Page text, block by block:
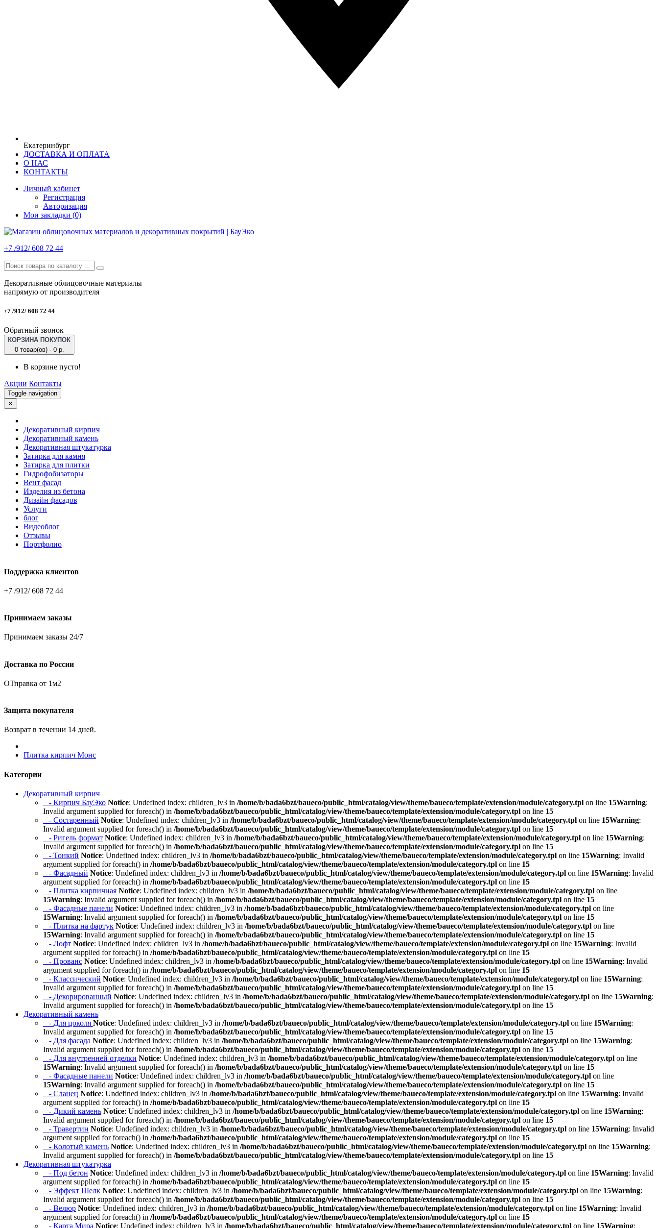
Екатеринбург
ДОСТАВКА И ОПЛАТА
О НАС
КОНТАКТЫ
Личный кабинет
Регистрация
Авторизация
Мои закладки (0)
+7 /912/ 608 72 44
Декоративные облицовочные материалы
напрямую от производителя
+7 /912/ 608 72 44
Обратный звонок
КОРЗИНА ПОКУПОК
0 товар(ов) - 0 р.
В корзине пусто!
Акции Контакты
Toggle navigation
✕
Декоративный кирпич
Декоративный камень
Декоративная штукатурка
Затирка для камня
Затирка для плитки
Гидрофобизаторы
Вент фасад
Изделия из бетона
Дизайн фасадов
Услуги
блог
Видеоблог
Отзывы
Портфолио
Поддержка клиентов
+7 /912/ 608 72 44
Принимаем заказы
Принимаем заказы 24/7
Доставка по России
ОТправка от 1м2
Защита покупателя
Возврат в течении 14 дней.
Плитка кирпич Монс
Категории
Декоративный кирпич
- Кирпич БауЭко Notice: Undefined index: children_lv3 in /home/b/bada6bzt/baueco/public_html/catalog/view/theme/baueco/template/extension/module/category.tpl on line 15Warning:
Invalid argument supplied for foreach() in /home/b/bada6bzt/baueco/public_html/catalog/view/theme/baueco/template/extension/module/category.tpl on line 15
- Состаренный Notice: Undefined index: children_lv3 in /home/b/bada6bzt/baueco/public_html/catalog/view/theme/baueco/template/extension/module/category.tpl on line 15Warning:
Invalid argument supplied for foreach() in /home/b/bada6bzt/baueco/public_html/catalog/view/theme/baueco/template/extension/module/category.tpl on line 15
- Ригель формат Notice: Undefined index: children_lv3 in /home/b/bada6bzt/baueco/public_html/catalog/view/theme/baueco/template/extension/module/category.tpl on line 15Warning:
Invalid argument supplied for foreach() in /home/b/bada6bzt/baueco/public_html/catalog/view/theme/baueco/template/extension/module/category.tpl on line 15
- Тонкий Notice: Undefined index: children_lv3 in /home/b/bada6bzt/baueco/public_html/catalog/view/theme/baueco/template/extension/module/category.tpl on line 15Warning: Invalid
argument supplied for foreach() in /home/b/bada6bzt/baueco/public_html/catalog/view/theme/baueco/template/extension/module/category.tpl on line 15
- Фасадный Notice: Undefined index: children_lv3 in /home/b/bada6bzt/baueco/public_html/catalog/view/theme/baueco/template/extension/module/category.tpl on line 15Warning: Invalid
argument supplied for foreach() in /home/b/bada6bzt/baueco/public_html/catalog/view/theme/baueco/template/extension/module/category.tpl on line 15
- Плитка кирпичная Notice: Undefined index: children_lv3 in /home/b/bada6bzt/baueco/public_html/catalog/view/theme/baueco/template/extension/module/category.tpl on line
15Warning: Invalid argument supplied for foreach() in /home/b/bada6bzt/baueco/public_html/catalog/view/theme/baueco/template/extension/module/category.tpl on line 15
- Фасадные панели Notice: Undefined index: children_lv3 in /home/b/bada6bzt/baueco/public_html/catalog/view/theme/baueco/template/extension/module/category.tpl on line
15Warning: Invalid argument supplied for foreach() in /home/b/bada6bzt/baueco/public_html/catalog/view/theme/baueco/template/extension/module/category.tpl on line 15
- Плитка на фартук Notice: Undefined index: children_lv3 in /home/b/bada6bzt/baueco/public_html/catalog/view/theme/baueco/template/extension/module/category.tpl on line
15Warning: Invalid argument supplied for foreach() in /home/b/bada6bzt/baueco/public_html/catalog/view/theme/baueco/template/extension/module/category.tpl on line 15
- Лофт Notice: Undefined index: children_lv3 in /home/b/bada6bzt/baueco/public_html/catalog/view/theme/baueco/template/extension/module/category.tpl on line 15Warning: Invalid
argument supplied for foreach() in /home/b/bada6bzt/baueco/public_html/catalog/view/theme/baueco/template/extension/module/category.tpl on line 15
- Прованс Notice: Undefined index: children_lv3 in /home/b/bada6bzt/baueco/public_html/catalog/view/theme/baueco/template/extension/module/category.tpl on line 15Warning: Invalid
argument supplied for foreach() in /home/b/bada6bzt/baueco/public_html/catalog/view/theme/baueco/template/extension/module/category.tpl on line 15
- Классический Notice: Undefined index: children_lv3 in /home/b/bada6bzt/baueco/public_html/catalog/view/theme/baueco/template/extension/module/category.tpl on line 15Warning:
Invalid argument supplied for foreach() in /home/b/bada6bzt/baueco/public_html/catalog/view/theme/baueco/template/extension/module/category.tpl on line 15
- Декорированный Notice: Undefined index: children_lv3 in /home/b/bada6bzt/baueco/public_html/catalog/view/theme/baueco/template/extension/module/category.tpl on line 15Warning:
Invalid argument supplied for foreach() in /home/b/bada6bzt/baueco/public_html/catalog/view/theme/baueco/template/extension/module/category.tpl on line 15
Декоративный камень
- Для цоколя Notice: Undefined index: children_lv3 in /home/b/bada6bzt/baueco/public_html/catalog/view/theme/baueco/template/extension/module/category.tpl on line 15Warning:
Invalid argument supplied for foreach() in /home/b/bada6bzt/baueco/public_html/catalog/view/theme/baueco/template/extension/module/category.tpl on line 15
- Для фасада Notice: Undefined index: children_lv3 in /home/b/bada6bzt/baueco/public_html/catalog/view/theme/baueco/template/extension/module/category.tpl on line 15Warning:
Invalid argument supplied for foreach() in /home/b/bada6bzt/baueco/public_html/catalog/view/theme/baueco/template/extension/module/category.tpl on line 15
- Для внутренней отделки Notice: Undefined index: children_lv3 in /home/b/bada6bzt/baueco/public_html/catalog/view/theme/baueco/template/extension/module/category.tpl on line
15Warning: Invalid argument supplied for foreach() in /home/b/bada6bzt/baueco/public_html/catalog/view/theme/baueco/template/extension/module/category.tpl on line 15
- Фасадные панели Notice: Undefined index: children_lv3 in /home/b/bada6bzt/baueco/public_html/catalog/view/theme/baueco/template/extension/module/category.tpl on line
15Warning: Invalid argument supplied for foreach() in /home/b/bada6bzt/baueco/public_html/catalog/view/theme/baueco/template/extension/module/category.tpl on line 15
- Сланец Notice: Undefined index: children_lv3 in /home/b/bada6bzt/baueco/public_html/catalog/view/theme/baueco/template/extension/module/category.tpl on line 15Warning: Invalid
argument supplied for foreach() in /home/b/bada6bzt/baueco/public_html/catalog/view/theme/baueco/template/extension/module/category.tpl on line 15
- Дикий камень Notice: Undefined index: children_lv3 in /home/b/bada6bzt/baueco/public_html/catalog/view/theme/baueco/template/extension/module/category.tpl on line 15Warning:
Invalid argument supplied for foreach() in /home/b/bada6bzt/baueco/public_html/catalog/view/theme/baueco/template/extension/module/category.tpl on line 15
- Травертин Notice: Undefined index: children_lv3 in /home/b/bada6bzt/baueco/public_html/catalog/view/theme/baueco/template/extension/module/category.tpl on line 15Warning: Invalid
argument supplied for foreach() in /home/b/bada6bzt/baueco/public_html/catalog/view/theme/baueco/template/extension/module/category.tpl on line 15
- Колотый камень Notice: Undefined index: children_lv3 in /home/b/bada6bzt/baueco/public_html/catalog/view/theme/baueco/template/extension/module/category.tpl on line 15Warning:
Invalid argument supplied for foreach() in /home/b/bada6bzt/baueco/public_html/catalog/view/theme/baueco/template/extension/module/category.tpl on line 15
Декоративная штукатурка
- Под бетон Notice: Undefined index: children_lv3 in /home/b/bada6bzt/baueco/public_html/catalog/view/theme/baueco/template/extension/module/category.tpl on line 15Warning: Invalid
argument supplied for foreach() in /home/b/bada6bzt/baueco/public_html/catalog/view/theme/baueco/template/extension/module/category.tpl on line 15
- Эффект Шелк Notice: Undefined index: children_lv3 in /home/b/bada6bzt/baueco/public_html/catalog/view/theme/baueco/template/extension/module/category.tpl on line 15Warning:
Invalid argument supplied for foreach() in /home/b/bada6bzt/baueco/public_html/catalog/view/theme/baueco/template/extension/module/category.tpl on line 15
- Велюр Notice: Undefined index: children_lv3 in /home/b/bada6bzt/baueco/public_html/catalog/view/theme/baueco/template/extension/module/category.tpl on line 15Warning: Invalid
argument supplied for foreach() in /home/b/bada6bzt/baueco/public_html/catalog/view/theme/baueco/template/extension/module/category.tpl on line 15
- Карта Мира Notice: Undefined index: children_lv3 in /home/b/bada6bzt/baueco/public_html/catalog/view/theme/baueco/template/extension/module/category.tpl on line 15Warning: